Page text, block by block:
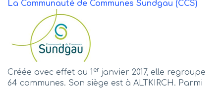
La Communauté de Communes Sundgau (CCS)
Créée avec effet au 1 er janvier 2017, elle regroupe
64 communes. Son siège est à ALTKIRCH. Parmi